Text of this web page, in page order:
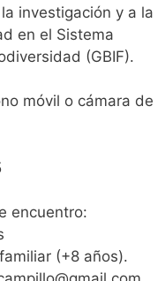
investigación y a la
en el Sistema
(GBIF).
móvil o cámara de
encuentro:
(+8 años).